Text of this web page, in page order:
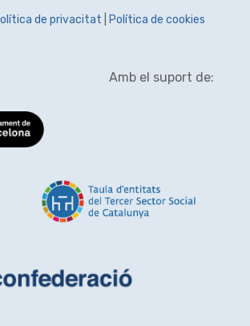
de privacitat Política de cookies
Amb el suport de: